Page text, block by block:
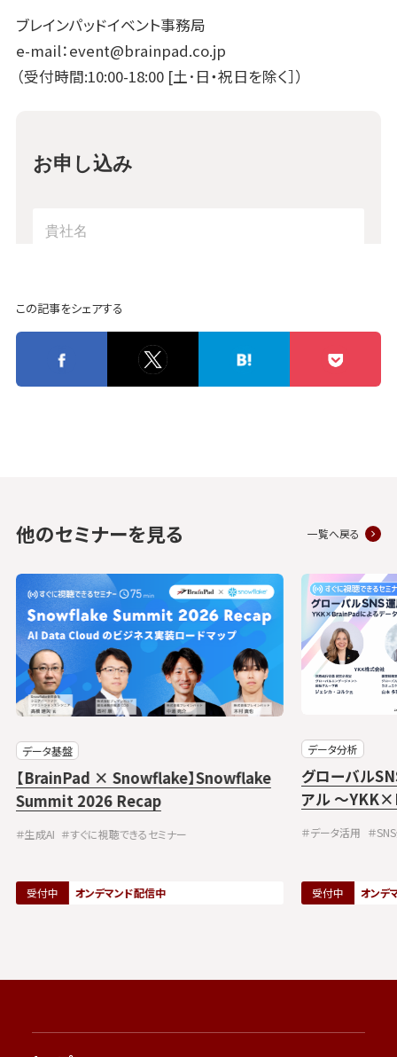
ブレインパッドイベント事務局
e-mail：event@brainpad.co.jp
（受付時間:10:00-18:00 [土･日・祝日を除く］）
この記事をシェアする
他のセミナーを見る 一覧へ戻る
データ基盤
【BrainPad × Snowflake】Snowflake
Summit 2026 Recap
＃生成AI ＃すぐに視聴できるセミナー
受付中 オンデマンド配信中
データ分析
グローバル
アル ～
＃データ活用 ＃
受付中 オンデ